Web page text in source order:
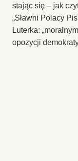
stając się – jak
„Sławni Polacy
Luterka:
opozycji